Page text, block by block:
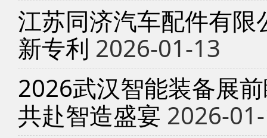
江苏同济汽车配件有
新专利 2026-01-13
2026武汉智能装备展
共赴智造盛宴 2026-